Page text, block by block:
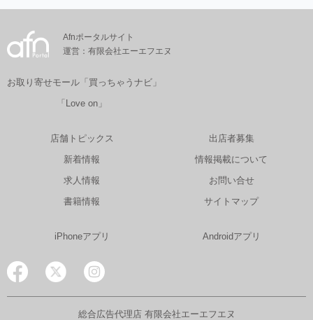
Afnポータルサイト
運営：有限会社エーエフエヌ
お取り寄せモール「買っちゃうナビ」
「Love on」
店舗トピックス
新着情報
求人情報
書籍情報
出店者募集
情報掲載について
お問い合せ
サイトマップ
iPhoneアプリ Androidアプリ
総合広告代理店 有限会社エーエフエヌ